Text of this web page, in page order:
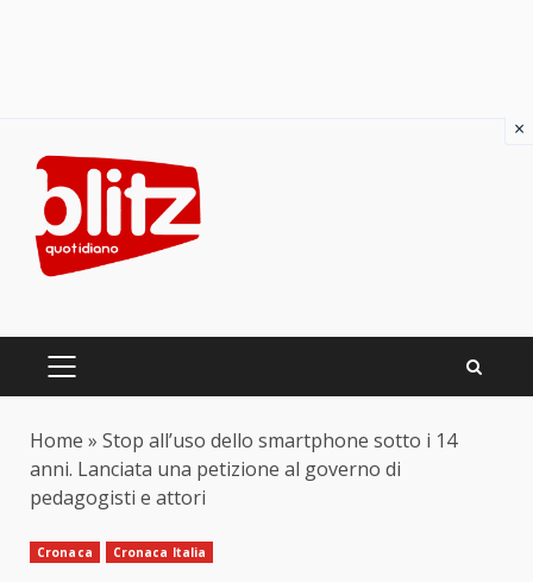
content
PRIMARY
Home » Stop all’uso dello smartphone sotto i 14
anni. Lanciata una petizione al governo di
pedagogisti e attori
Cronaca Cronaca Italia
×